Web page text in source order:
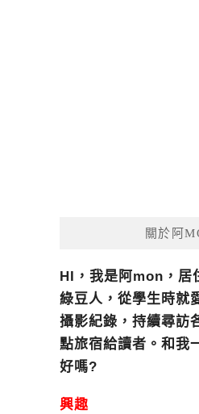
關於阿
HI，我是阿mon，居
綠豆人，從學生時就
攝影紀錄，持續尋訪
點旅宿給讀者。和我
好嗎?
興趣